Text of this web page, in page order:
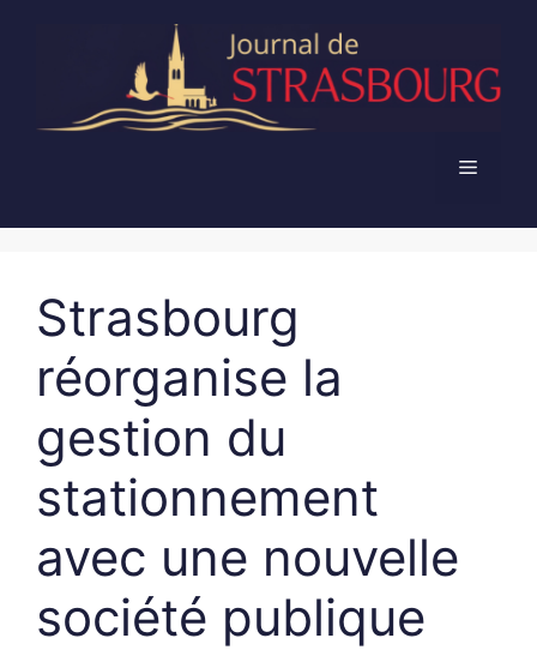
Menu
Strasbourg
réorganise la
gestion du
stationnement
avec une nouvelle
société publique